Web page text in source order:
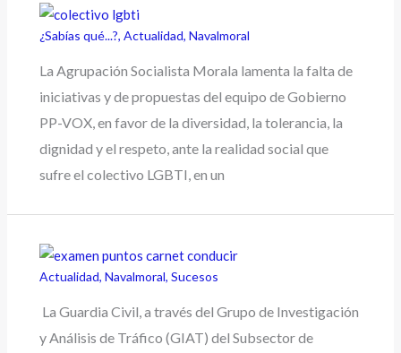
¿Sabías qué...?,Actualidad,Navalmoral
La Agrupación Socialista Morala lamenta la falta de
iniciativas y de propuestas del equipo de Gobierno
PP-VOX, en favor de la diversidad, la tolerancia, la
dignidad y el respeto, ante la realidad social que
sufre el colectivo LGBTI, en un
Actualidad,Navalmoral,Sucesos
La Guardia Civil, a través del Grupo de Investigación
y Análisis de Tráfico (GIAT) del Subsector de